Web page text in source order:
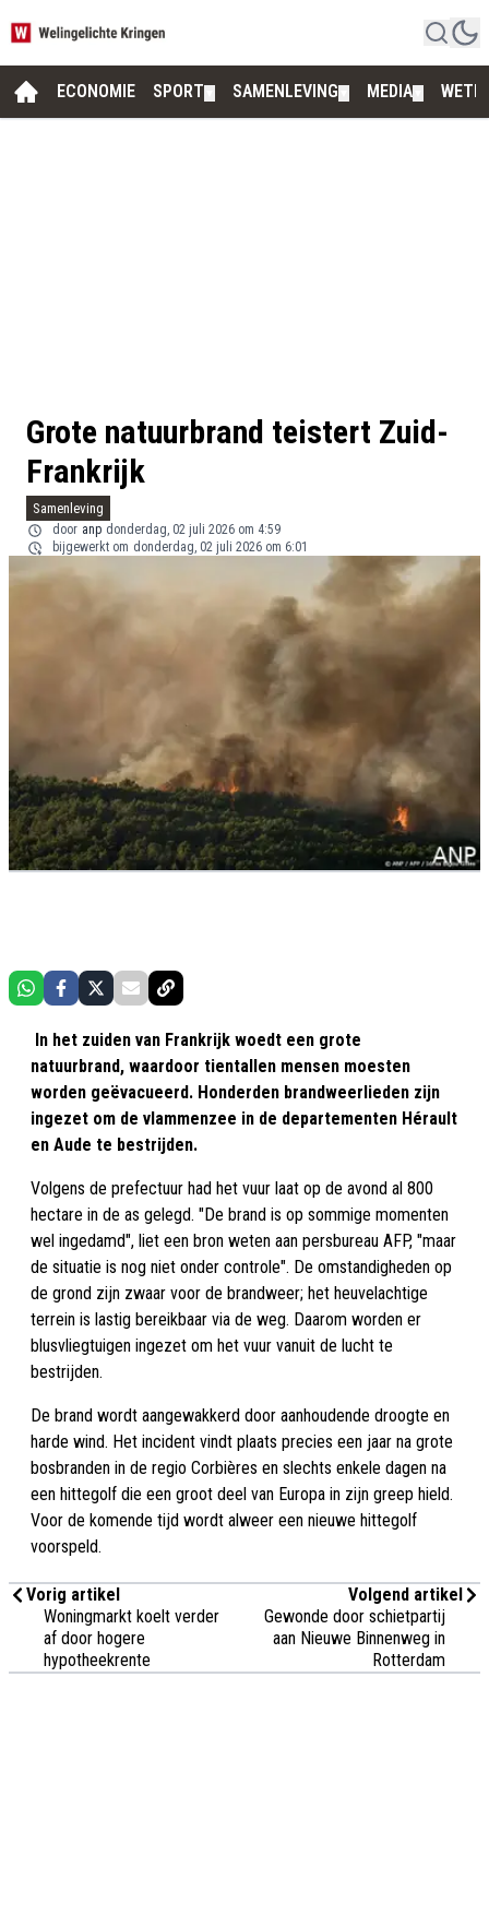
ECONOMIE SPORT SAMENLEVING MEDIA
Grote natuurbrand teistert Zuid-
Frankrijk
Samenleving
door anp donderdag, 02 juli 2026 om 4:59
bijgewerkt om donderdag, 02 juli 2026 om 6:01
In het zuiden van Frankrijk woedt een grote
natuurbrand, waardoor tientallen mensen moesten
worden geëvacueerd. Honderden brandweerlieden zijn
ingezet om de vlammenzee in de departementen Hérault
en Aude te bestrijden.
Volgens de prefectuur had het vuur laat op de avond al 800
hectare in de as gelegd. "De brand is op sommige momenten
wel ingedamd", liet een bron weten aan persbureau AFP, "maar
de situatie is nog niet onder controle". De omstandigheden op
de grond zijn zwaar voor de brandweer; het heuvelachtige
terrein is lastig bereikbaar via de weg. Daarom worden er
blusvliegtuigen ingezet om het vuur vanuit de lucht te
bestrijden.
De brand wordt aangewakkerd door aanhoudende droogte en
harde wind. Het incident vindt plaats precies een jaar na grote
bosbranden in de regio Corbières en slechts enkele dagen na
een hittegolf die een groot deel van Europa in zijn greep hield.
Voor de komende tijd wordt alweer een nieuwe hittegolf
voorspeld.
Vorig artikel
Woningmarkt koelt verder
af door hogere
hypotheekrente
Volgend artikel
Gewonde door schietpartij
aan Nieuwe Binnenweg in
Rotterdam